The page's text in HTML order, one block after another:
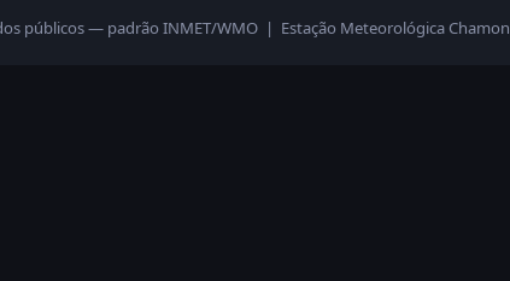
públicos — padrão INMET/WMO | Estação Meteorológica Chamon